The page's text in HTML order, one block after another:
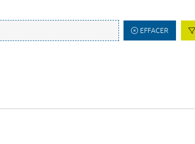
EFFACER